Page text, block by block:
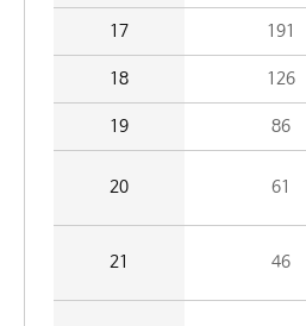
17 191
18 126
19 86
20 61
21 46